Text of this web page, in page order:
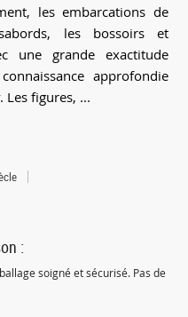
les embarcations de
les bossoirs et
une grande exactitude
approfondie
Les figures, ...
:
soigné et sécurisé. Pas de